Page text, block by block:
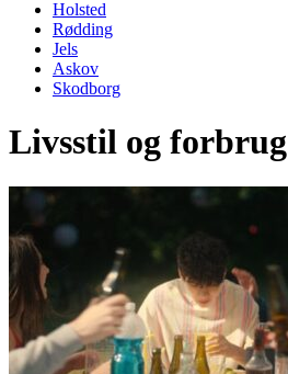
Holsted
Rødding
Jels
Askov
Skodborg
Livsstil og forbrug